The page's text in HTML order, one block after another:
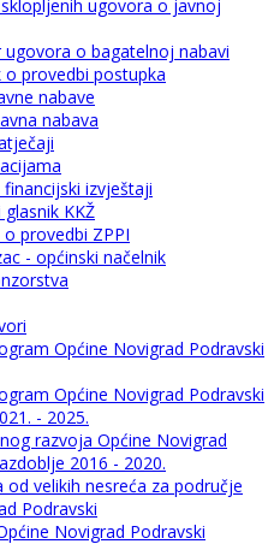
ugovora o javnoj
ugovora o bagatelnoj nabavi
o provedbi postupka
nabave
nabava
financijski izvještaji
glasnik KKŽ
o provedbi ZPPI
- općinski načelnik
Općine Novigrad Podravski
Općine Novigrad Podravski
- 2025.
razvoja Općine Novigrad
2016 - 2020.
od velikih nesreća za područje
Podravski
Novigrad Podravski